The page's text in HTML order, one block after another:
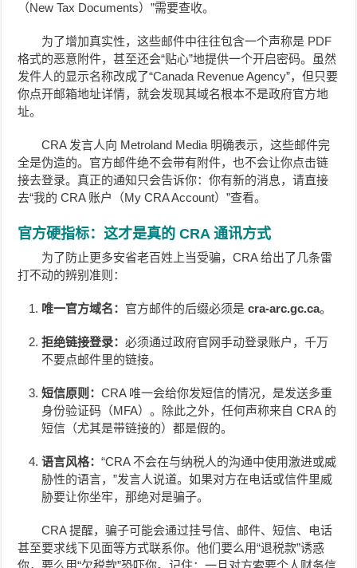
（New Tax Documents）”需要查收。
为了增加真实性，这些邮件中往往包含一个声称是 PDF
格式的恶意附件，甚至还会“贴心”地提供一个开启密码。虽然
发件人的显示名称改成了“Canada Revenue Agency”，但只要
你点开邮箱地址详情，就会发现其域名根本不是政府官方地
址。
CRA 发言人向 Metroland Media 明确表示，这些邮件完
全是伪造的。官方邮件绝不会带有附件，也不会让你点击链
接去登录。真正的通知只会告诉你：你有新的消息，请直接
去“我的 CRA 账户（My CRA Account）”查看。
官方硬指标：这才是真的 CRA 通讯方式
为了防止更多安省老百姓上当受骗，CRA 给出了几条雷
打不动的辨别准则：
唯一官方域名： 官方邮件的后缀必须是cra-arc.gc.ca。
拒绝链接登录：必须通过政府官网手动登录账户，千万
不要点邮件里的链接。
短信原则：CRA 唯一会给你发短信的情况，是发送多重
身份验证码（MFA）。除此之外，任何声称来自 CRA 的
短信（尤其是带链接的）都是假的。
语言风格：“CRA 不会在与纳税人的沟通中使用激进或威
胁性的语言，”发言人说道。如果对方在电话或信件里威
胁要让你坐牢，那绝对是骗子。
CRA 提醒，骗子可能会通过挂号信、邮件、短信、电话
甚至要求线下见面等方式联系你。他们要么用“退税款”诱惑